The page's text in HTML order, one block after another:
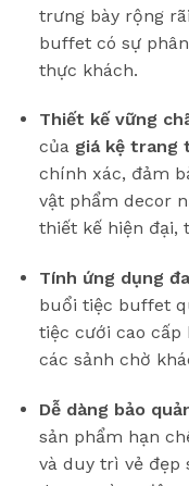
trưng bày rộng
buffet có sự
thực khách.
Thiết kế vững
của giá kệ
chính xác, đảm
vật phẩm decor
thiết kế hiện đại,
Tính ứng dụng
buổi tiệc buffet
tiệc cưới cao
các sảnh chờ
Dễ dàng bảo
sản phẩm hạn
và duy trì vẻ đẹp